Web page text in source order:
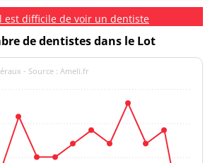
est difficile de voir un dentiste
de dentistes dans le Lot
- Source : Ameli.fr